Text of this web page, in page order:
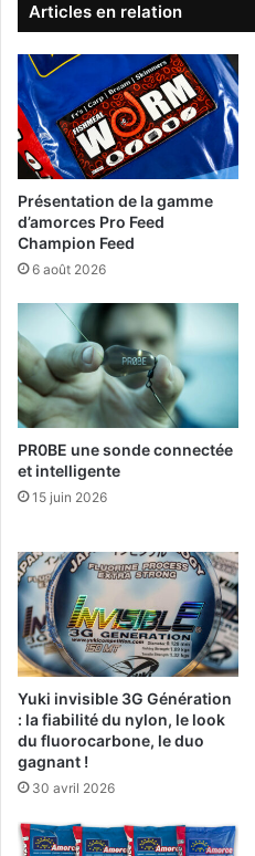
e
u
f
e
e
e
r
V
O
G
#
7
i
g
e
a
u
d
i
m
e
s
i
o
n
s
i
m
p
r
s
i
o
n
n
a
n
t
e
s
[
s
p
Articles en relation
Présentation de la gamme
d’amorces Pro Feed
Champion Feed
6 août 2026
PR0BE une sonde connectée
et intelligente
15 juin 2026
Yuki invisible 3G Génération
: la fiabilité du nylon, le look
du fluorocarbone, le duo
gagnant !
30 avril 2026